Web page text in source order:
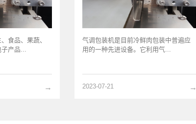
食品、果蔬、
产品...
→
气调包装机是目前冷鲜肉包装中普遍应
用的一种先进设备。它利用气...
→
2023-07-21